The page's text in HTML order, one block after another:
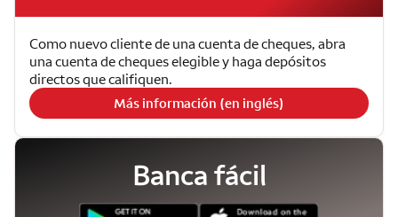
Como nuevo cliente de una cuenta de cheques, abra
una cuenta de cheques elegible y haga depósitos
directos que califiquen.
Más información (en inglés)
Banca fácil